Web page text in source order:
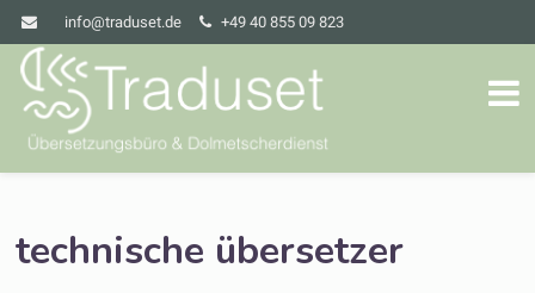
info@traduset.de +49 40 855 09 823
technische übersetzer